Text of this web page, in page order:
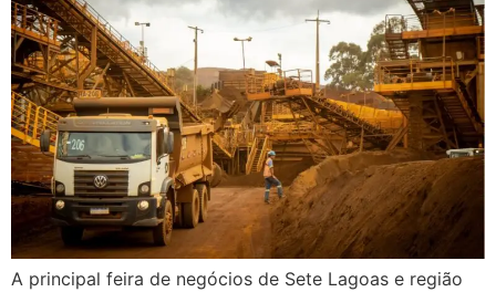
A principal feira de negócios de Sete Lagoas e região